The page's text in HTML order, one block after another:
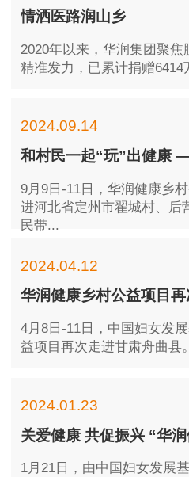
情洒医路润山乡
2020年以来，华润集团聚
精准发力，已累计捐赠
9月9日-11日，华润健康乡
进河北省定州市翟城村、后
民带...
2024.09.14
华润健康乡村公益项目
4月8日-11日，中国妇女发
益项目再次走进甘肃舟曲县。
2024.04.12
1月21日，由中国妇女发展
2024.01.23